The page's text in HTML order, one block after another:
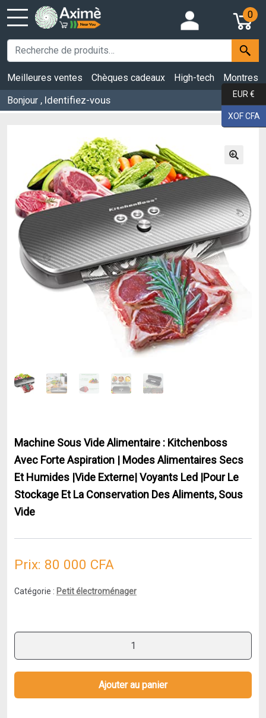
0
Meilleures ventes Chèques cadeaux High-tech
Montres
Bonjour , Identifiez-vous
Machine Sous Vide Alimentaire : Kitchenboss
Avec Forte Aspiration | Modes Alimentaires Secs
Et Humides |Vide Externe| Voyants Led |Pour Le
Stockage Et La Conservation Des Aliments, Sous
Vide
Prix: 80 000 CFA
Catégorie : Petit électroménager
Sous
Vide
Ajouter au panier
EUR €
XOF CFA